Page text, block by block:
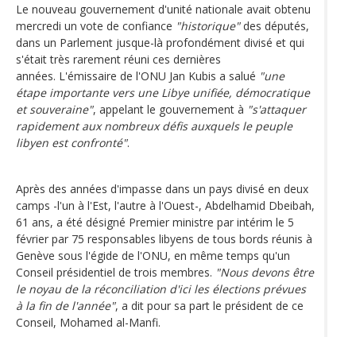
Le nouveau gouvernement d'unité nationale avait obtenu
mercredi un vote de confiance "historique"des députés,
dans un Parlement jusque-là profondément divisé et qui
s'était très rarement réuni ces dernières
années. L'émissaire de l'ONU Jan Kubis a salué "une
étape importante vers une Libye unifiée, démocratique
et souveraine", appelant le gouvernement à "s'attaquer
rapidement aux nombreux défis auxquels le peuple
libyen est confronté".
Après des années d'impasse dans un pays divisé en deux
camps -l'un à l'Est, l'autre à l'Ouest-, Abdelhamid Dbeibah,
61 ans, a été désigné Premier ministre par intérim le 5
février par 75 responsables libyens de tous bords réunis à
Genève sous l'égide de l'ONU, en même temps qu'un
Conseil présidentiel de trois membres. "Nous devons être
le noyau de la réconciliation d'ici les élections prévues
à la fin de l'année", a dit pour sa part le président de ce
Conseil, Mohamed al-Manfi.